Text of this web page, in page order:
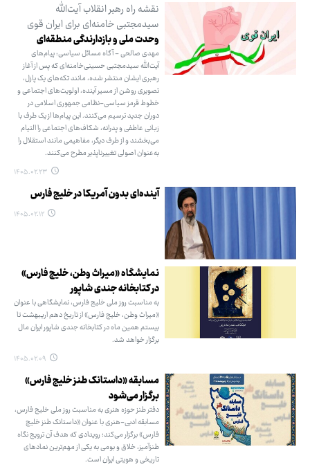
نقشه راه رهبر انقلاب آیت‌الله
سیدمجتبی خامنه‌ای برای ایران قوی
وحدت ملی و بازدارندگی منطقه‌ای
مهدی صالحی - آگاه مسائل سیاسی: پیام‌های
آیت‌الله سیدمجتبی حسینی‌خامنه‌ای که پس از آغاز
رهبری ایشان منتشر شده، مانند تکه‌های یک پازل،
تصویری روشن از مسیر آینده، اولویت‌های اجتماعی و
خطوط قرمز سیاسی-نظامی جمهوری اسلامی در
دوران جدید ترسیم می‌کنند. این پیام‌ها از یک طرف با
زبانی عاطفی و پدرانه، شکاف‌های اجتماعی را التیام
می‌بخشند و از طرف دیگر، مفاهیمی مانند استقلال را
به‌عنوان اصولی تغییرناپذیر مطرح می‌کنند.
۱۴۰۵.۰۲.۲۳
آینده‌ای بدون آمریکا در خلیج فارس
۱۴۰۵.۰۲.۱۲
نمایشگاه «میراث وطن، خلیج فارس»
در کتابخانه جندی شاپور
به مناسبت روز ملی خلیج فارس، نمایشگاهی با عنوان
«میراث وطن، خلیج فارس» از تاریخ دهم اریبهشت تا
بیستم همین ماه در کتابخانه جندی شاپور ایران مال
برگزار خواهد شد.
۱۴۰۵.۰۲.۰۹
مسابقه «داستانک طنز خلیج فارس»
برگزار می‌شود
دفتر طنز حوزه هنری به مناسبت روز ملی خلیج فارس،
مسابقه ادبی-هنری با عنوان «داستانک طنز خلیج
فارس» برگزار می‌کند؛ رویدادی که هدف آن ترویج نگاه
طنزآمیز، خلاق و بومی به یکی از مهم‌ترین نمادهای
تاریخی و هویتی ایران است.